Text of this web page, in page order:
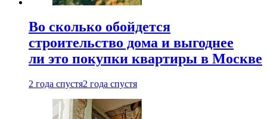
Во сколько обойдется
строительство дома и выгоднее
ли это покупки квартиры в Москве
2 года спустя2 года спустя